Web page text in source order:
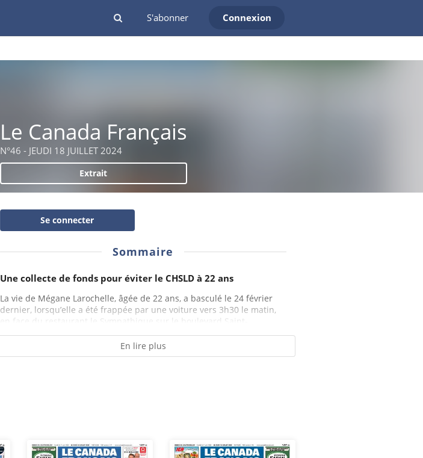
S'abonner Connexion
Le Canada Français
N°46 - JEUDI 18 JUILLET 2024
Extrait
Se connecter
Sommaire
Une collecte de fonds pour éviter le CHSLD à 22 ans
La vie de Mégane Larochelle, âgée de 22 ans, a basculé le 24 février
dernier, lorsqu’elle a été frappée par une voiture vers 3h30 le matin,
en face du restaurant le Sympathique sur le boulevard Saint-...
En lire plus